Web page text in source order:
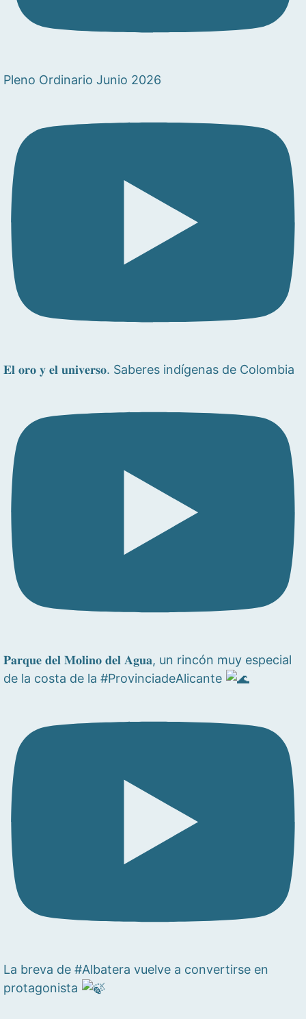
Pleno Ordinario Junio 2026
𝐄𝐥 𝐨𝐫𝐨 𝐲 𝐞𝐥 𝐮𝐧𝐢𝐯𝐞𝐫𝐬𝐨. Saberes indígenas de Colombia
𝐏𝐚𝐫𝐪𝐮𝐞 𝐝𝐞𝐥 𝐌𝐨𝐥𝐢𝐧𝐨 𝐝𝐞𝐥 𝐀𝐠𝐮𝐚, un rincón muy especial
de la costa de la #ProvinciadeAlicante
La breva de #Albatera vuelve a convertirse en
protagonista